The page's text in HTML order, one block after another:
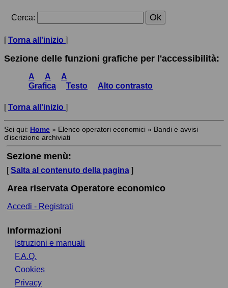
Cerca:
[Torna all'inizio ]
Sezione delle funzioni grafiche per l'accessibilità:
A A
A
Grafica
Testo Alto contrasto
[Torna all'inizio ]
Sei qui: Home » Elenco operatori economici » Bandi e avvisi
d'iscrizione archiviati
Sezione menù:
[Salta al contenuto della pagina]
Area riservata Operatore economico
Accedi - Registrati
Informazioni
Istruzioni e manuali
F.A.Q.
Cookies
Privacy